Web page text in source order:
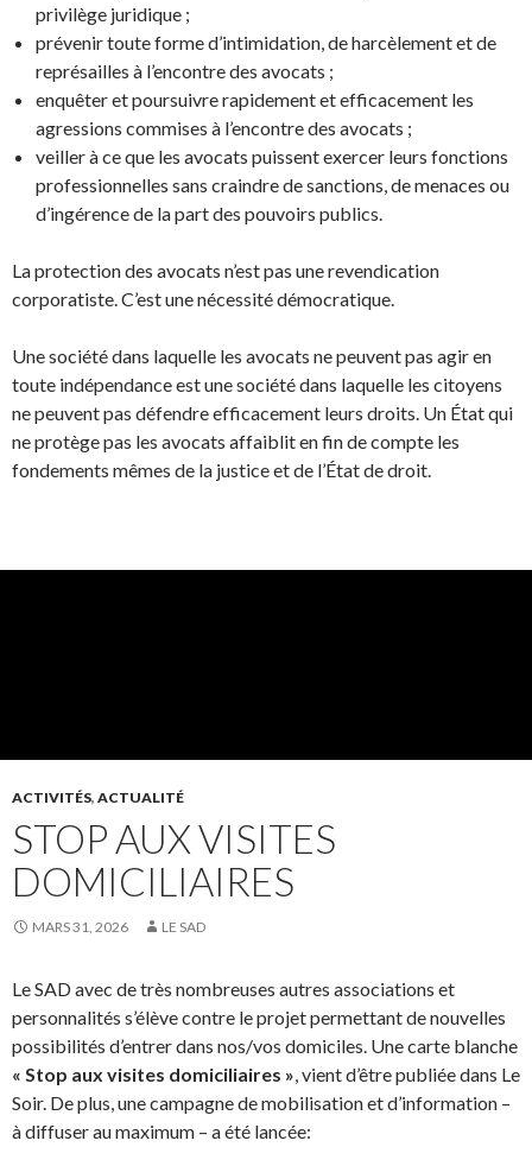
privilège juridique ;
prévenir toute forme d’intimidation, de harcèlement et de
représailles à l’encontre des avocats ;
enquêter et poursuivre rapidement et efficacement les
agressions commises à l’encontre des avocats ;
veiller à ce que les avocats puissent exercer leurs fonctions
professionnelles sans craindre de sanctions, de menaces ou
d’ingérence de la part des pouvoirs publics.
La protection des avocats n’est pas une revendication
corporatiste. C’est une nécessité démocratique.
Une société dans laquelle les avocats ne peuvent pas agir en
toute indépendance est une société dans laquelle les citoyens
ne peuvent pas défendre efficacement leurs droits. Un État qui
ne protège pas les avocats affaiblit en fin de compte les
fondements mêmes de la justice et de l’État de droit.
ACTIVITÉS, ACTUALITÉ
STOP AUX VISITES
DOMICILIAIRES
MARS 31, 2026 LE SAD
Le SAD avec de très nombreuses autres associations et
personnalités s’élève contre le projet permettant de nouvelles
possibilités d’entrer dans nos/vos domiciles. Une carte blanche
« Stop aux visites domiciliaires », vient d’être publiée dans Le
Soir. De plus, une campagne de mobilisation et d’information –
à diffuser au maximum – a été lancée: